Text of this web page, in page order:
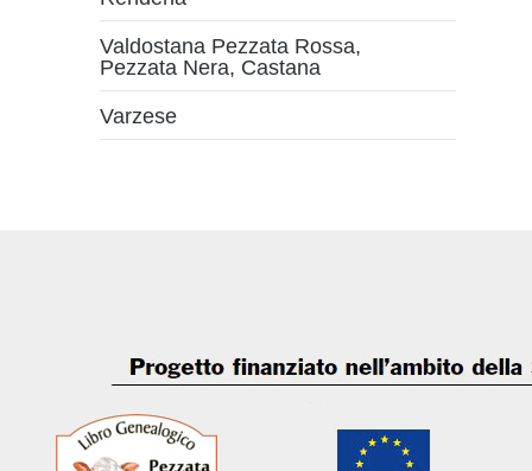
Valdostana Pezzata Rossa,
Pezzata Nera, Castana
Varzese